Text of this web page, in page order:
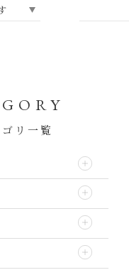
リ一覧